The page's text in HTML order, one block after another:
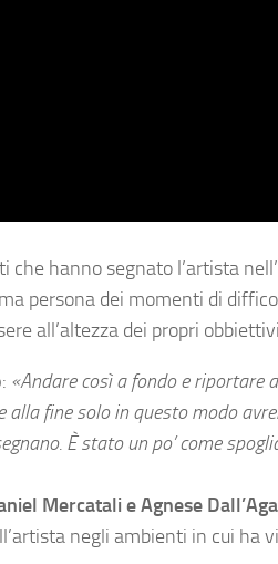
hanno segnato l’artista
persona dei momenti di
all’altezza dei propri
: «Andare così a fondo e riportare
fine solo in questo modo
È stato un po’ come
Mercatali e Agnese
negli ambienti in cui ha